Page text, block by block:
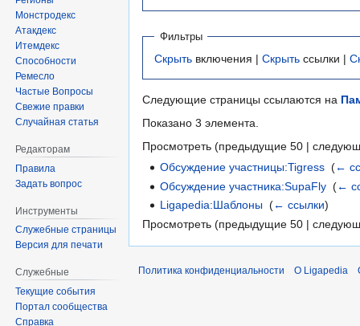
Фильтры
Скрыть включения | Скрыть ссылки |
Следующие страницы ссылаются на
Показано 3 элемента.
Просмотреть (предыдущие 50 |
Обсуждение участницы:Tigress ‎(←
Обсуждение участника:SupaFly ‎(←
Ligapedia:Шаблоны ‎(← ссылки)
Просмотреть (предыдущие 50 |
Монстродекс
Атакдекс
Итемдекс
Способности
Ремесло
Частые Вопросы
Свежие правки
Случайная статья
Редакторам
Правила
Задать вопрос
Инструменты
Служебные страницы
Версия для печати
Служебные
Текущие события
Портал сообщества
Справка
Политика конфиденциальности О Ligapedia